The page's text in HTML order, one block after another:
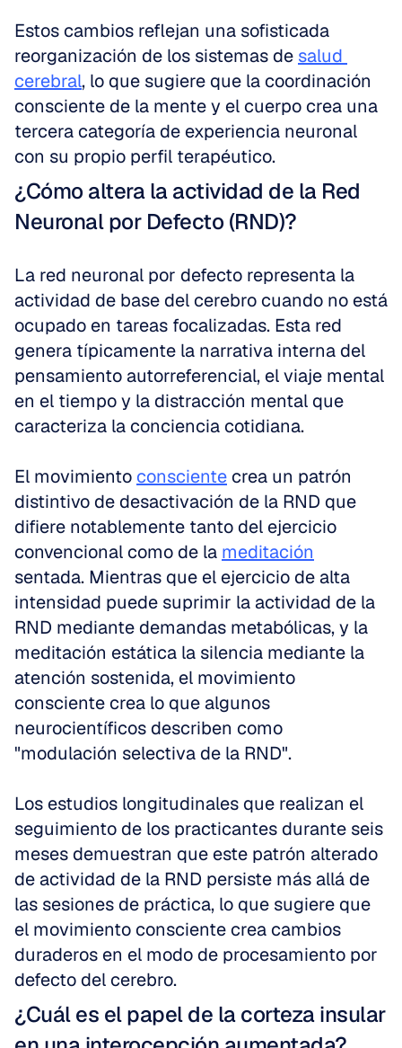
Estos cambios reflejan una sofisticada
reorganización de los sistemas de salud
cerebral, lo que sugiere que la coordinación
consciente de la mente y el cuerpo crea una
tercera categoría de experiencia neuronal
con su propio perfil terapéutico.
¿Cómo altera la actividad de la Red
Neuronal por Defecto (RND)?
La red neuronal por defecto representa la
actividad de base del cerebro cuando no está
ocupado en tareas focalizadas. Esta red
genera típicamente la narrativa interna del
pensamiento autorreferencial, el viaje mental
en el tiempo y la distracción mental que
caracteriza la conciencia cotidiana.
El movimiento consciente crea un patrón
distintivo de desactivación de la RND que
difiere notablemente tanto del ejercicio
convencional como de la meditación
sentada. Mientras que el ejercicio de alta
intensidad puede suprimir la actividad de la
RND mediante demandas metabólicas, y la
meditación estática la silencia mediante la
atención sostenida, el movimiento
consciente crea lo que algunos
neurocientíficos describen como
"modulación selectiva de la RND".
Los estudios longitudinales que realizan el
seguimiento de los practicantes durante seis
meses demuestran que este patrón alterado
de actividad de la RND persiste más allá de
las sesiones de práctica, lo que sugiere que
el movimiento consciente crea cambios
duraderos en el modo de procesamiento por
defecto del cerebro.
¿Cuál es el papel de la corteza insular